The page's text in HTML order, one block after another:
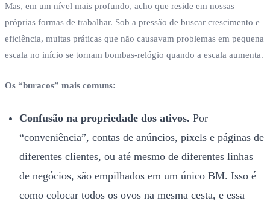
Mas, em um nível mais profundo, acho que reside em nossas
próprias formas de trabalhar. Sob a pressão de buscar crescimento e
eficiência, muitas práticas que não causavam problemas em pequena
escala no início se tornam bombas-relógio quando a escala aumenta.
Os “buracos” mais comuns:
Confusão na propriedade dos ativos. Por
“conveniência”, contas de anúncios, pixels e páginas de
diferentes clientes, ou até mesmo de diferentes linhas
de negócios, são empilhados em um único BM. Isso é
como colocar todos os ovos na mesma cesta, e essa